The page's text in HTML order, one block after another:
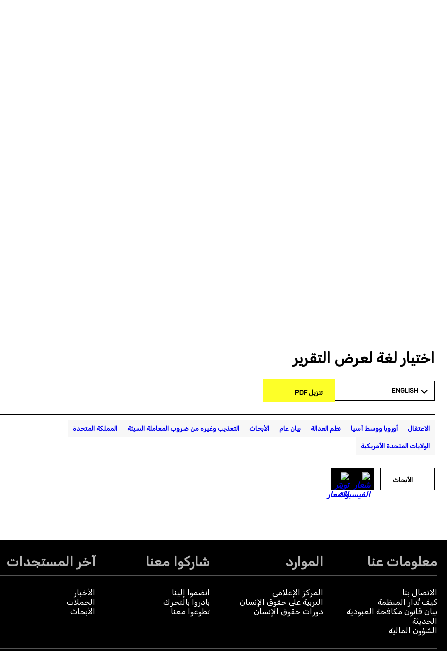
اختيار لغة لعرض التقرير
ENGLISH تنزيل PDF
الاعتقال أوروبا ووسط آسيا نظم العدالة بيان عام الأبحاث التعذيب وغيره من ضروب المعاملة السيئة المملكة المتحدة
الولايات المتحدة الأمريكية
الأبحاث
معلومات عنا
الاتصال بنا
كيف تُدار المنظمة
بيان قانون مكافحة العبودية
الحديثة
الشؤون المالية
الموارد
المركز الإعلامي
التربية على حقوق الإنسان
دورات حقوق الإنسان
شاركوا معنا
انضموا إلينا
بادروا بالتحرك
تطوعوا معنا
آخر المستجدات
الأخبار
الحملات
الأبحاث